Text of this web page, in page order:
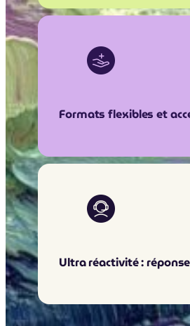
Formats flexibles et
Ultra réactivité :